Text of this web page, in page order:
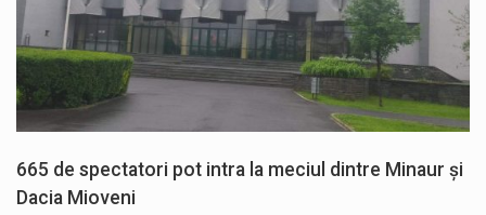
665 de spectatori pot intra la meciul dintre Minaur și
Dacia Mioveni